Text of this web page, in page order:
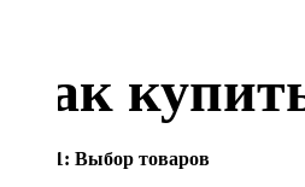
Как
Шаг 1: Выбор товаров